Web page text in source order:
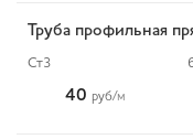
Труба профильная
Ст3
40 руб/м